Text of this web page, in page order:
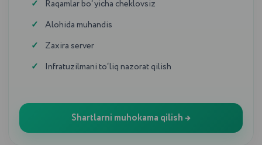
Raqamlar bo‘yicha cheklovsiz
Alohida muhandis
Zaxira server
Infratuzilmani to‘liq nazorat qilish
Shartlarni muhokama qilish →